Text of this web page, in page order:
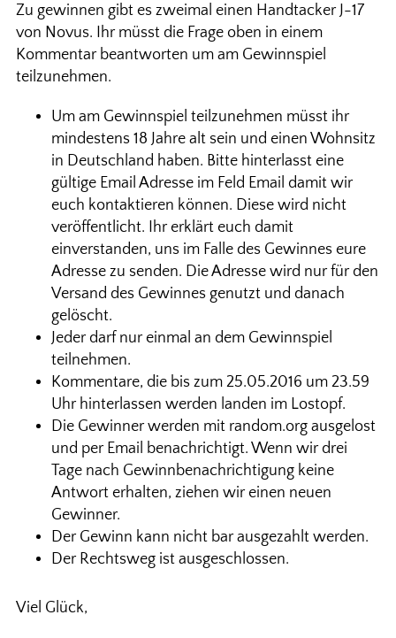
Zu gewinnen gibt es zweimal einen Handtacker J-17
von Novus. Ihr müsst die Frage oben in einem
Kommentar beantworten um am Gewinnspiel
teilzunehmen.
Um am Gewinnspiel teilzunehmen müsst ihr
mindestens 18 Jahre alt sein und einen Wohnsitz
in Deutschland haben. Bitte hinterlasst eine
gültige Email Adresse im Feld Email damit wir
euch kontaktieren können. Diese wird nicht
veröffentlicht. Ihr erklärt euch damit
einverstanden, uns im Falle des Gewinnes eure
Adresse zu senden. Die Adresse wird nur für den
Versand des Gewinnes genutzt und danach
gelöscht.
Jeder darf nur einmal an dem Gewinnspiel
teilnehmen.
Kommentare, die bis zum 25.05.2016 um 23.59
Uhr hinterlassen werden landen im Lostopf.
Die Gewinner werden mit random.org ausgelost
und per Email benachrichtigt. Wenn wir drei
Tage nach Gewinnbenachrichtigung keine
Antwort erhalten, ziehen wir einen neuen
Gewinner.
Der Gewinn kann nicht bar ausgezahlt werden.
Der Rechtsweg ist ausgeschlossen.
Viel Glück,